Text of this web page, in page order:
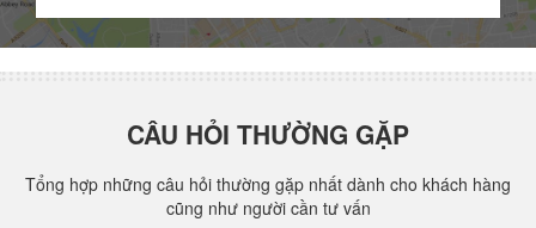
CÂU HỎI THƯỜNG GẶP
Tổng hợp những câu hỏi thường gặp nhất dành cho khách hàng
cũng như người cần tư vấn